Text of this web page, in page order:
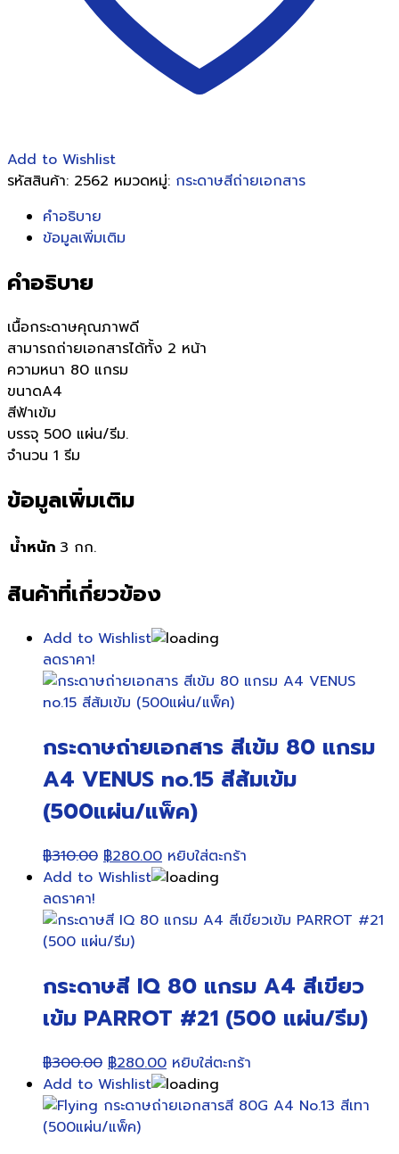
Add to Wishlist
รหัสสินค้า: 2562 หมวดหมู่: กระดาษสีถ่ายเอกสาร
คำอธิบาย
ข้อมูลเพิ่มเติม
คำอธิบาย
เนื้อกระดาษคุณภาพดี
สามารถถ่ายเอกสารได้ทั้ง 2 หน้า
ความหนา 80 แกรม
ขนาดA4
สีฟ้าเข้ม
บรรจุ 500 แผ่น/รีม.
จำนวน 1 รีม
ข้อมูลเพิ่มเติม
น้ำหนัก 3 กก.
สินค้าที่เกี่ยวข้อง
Add to Wishlist
ลดราคา!
กระดาษถ่ายเอกสาร สีเข้ม 80 แกรม
A4 VENUS no.15 สีส้มเข้ม
(500แผ่น/แพ็ค)
฿310.00 Original
price
฿310.00.
฿280.00Current
price
฿280.00.
หยิบใส่ตะกร้า
Add to Wishlist
ลดราคา!
กระดาษสี IQ 80 แกรม A4 สีเขียว
เข้ม PARROT #21 (500 แผ่น/รีม)
฿300.00 Original
price
was:
฿300.00.
฿280.00Current
price
is:
หยิบใส่ตะกร้า
Add to Wishlist